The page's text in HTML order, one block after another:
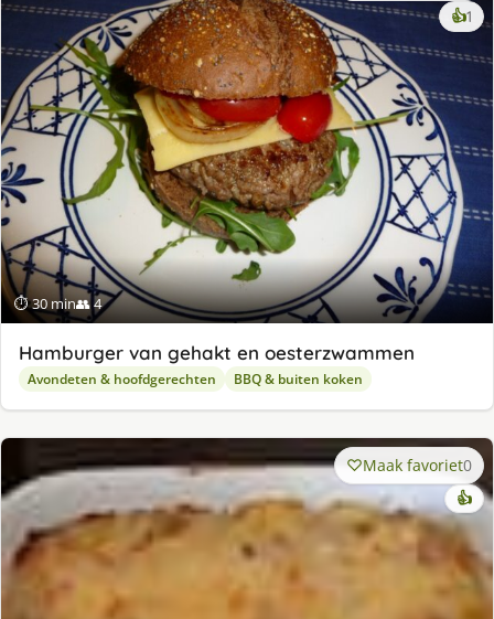
⏱ 30 min👥 4
👍1
Hamburger van gehakt en oesterzwammen
Avondeten & hoofdgerechten BBQ & buiten koken
Maak favoriet0
👍